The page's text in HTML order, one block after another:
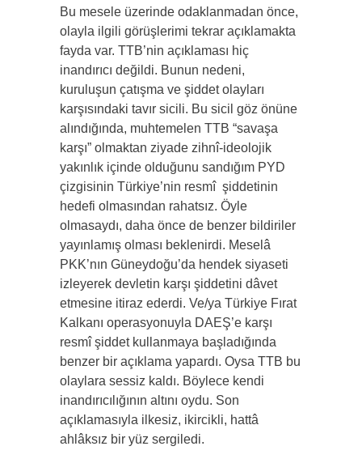
Bu mesele üzerinde odaklanmadan önce,
olayla ilgili görüşlerimi tekrar açıklamakta
fayda var. TTB’nin açıklaması hiç
inandırıcı değildi. Bunun nedeni,
kuruluşun çatışma ve şiddet olayları
karşısındaki tavır sicili. Bu sicil göz önüne
alındığında, muhtemelen TTB “savaşa
karşı” olmaktan ziyade zihnî-ideolojik
yakınlık içinde olduğunu sandığım PYD
çizgisinin Türkiye’nin resmî şiddetinin
hedefi olmasından rahatsız. Öyle
olmasaydı, daha önce de benzer bildiriler
yayınlamış olması beklenirdi. Meselâ
PKK’nın Güneydoğu’da hendek siyaseti
izleyerek devletin karşı şiddetini dâvet
etmesine itiraz ederdi. Ve/ya Türkiye Fırat
Kalkanı operasyonuyla DAEŞ’e karşı
resmî şiddet kullanmaya başladığında
benzer bir açıklama yapardı. Oysa TTB bu
olaylara sessiz kaldı. Böylece kendi
inandırıcılığının altını oydu. Son
açıklamasıyla ilkesiz, ikircikli, hattâ
ahlâksız bir yüz sergiledi.